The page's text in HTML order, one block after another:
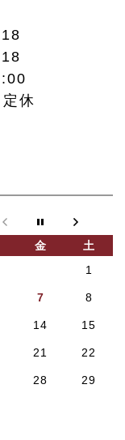
休
金
土
1
7 8
14 15
21 22
28 29